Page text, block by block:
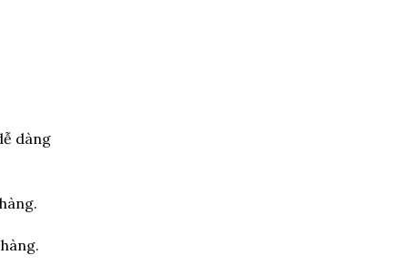
dàng